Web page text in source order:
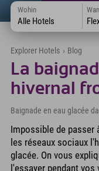
Wohin
Alle Hotels
Explorer Hotels › Blog
La
hivernal
Baignade en eau glacée
Impossible de passer
les réseaux sociaux
glacée. On vous
l'essayer pendant